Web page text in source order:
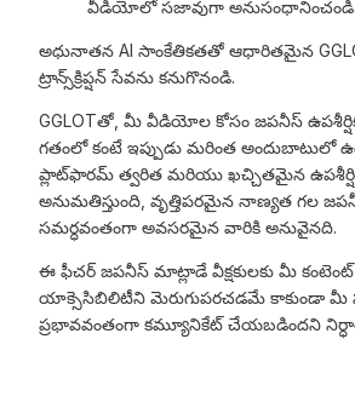
వీడియోలో సజావుగా అనుసంధానించండి.
అధునాతన AI సాంకేతికతతో ఆధారితమైన
ట్రాన్స్‌క్రిప్షన్ సేవను కనుగొనండి.
GGLOTతో, మీ వీడియోల కోసం జపనీస్
గతంలో కంటే ఇప్పుడు మరింత అందుబాటులో
ప్లాట్‌ఫారమ్ త్వరిత మరియు ఖచ్చితమైన
అనుమతిస్తుంది, వృత్తిపరమైన నాణ్యత గల
సమర్ధవంతంగా అవసరమైన వారికి అనువైనది.
ఈ ఫీచర్ జపనీస్ మాట్లాడే వీక్షకులకు మీ
యాక్సెసిబిలిటీని మెరుగుపరచడమే కాకుండా మీ
ప్రభావవంతంగా కమ్యూనికేట్ చేయబడిందని